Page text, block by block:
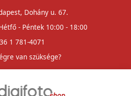
Dohány u. 67.
- Péntek 10:00 - 18:00
1 781-4071
van szüksége?